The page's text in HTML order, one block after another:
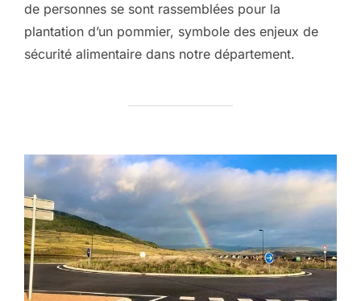
de personnes se sont rassemblées pour la
plantation d’un pommier, symbole des enjeux de
sécurité alimentaire dans notre département.